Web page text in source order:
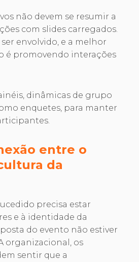
não devem se resumir a
com slides carregados.
envolvido, e a melhor
é promovendo interações
dinâmicas de grupo
enquetes, para manter
entre o
da
precisa estar
e à identidade da
do evento não estiver
organizacional, os
sentir que a